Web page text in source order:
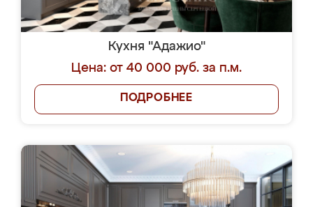
Кухня "Адажио"
Цена: от 40 000 руб. за п.м.
ПОДРОБНЕЕ